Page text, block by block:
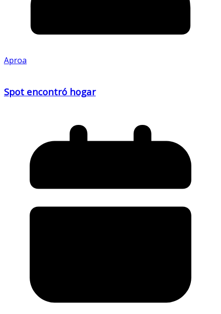
Aproa
Spot encontró hogar